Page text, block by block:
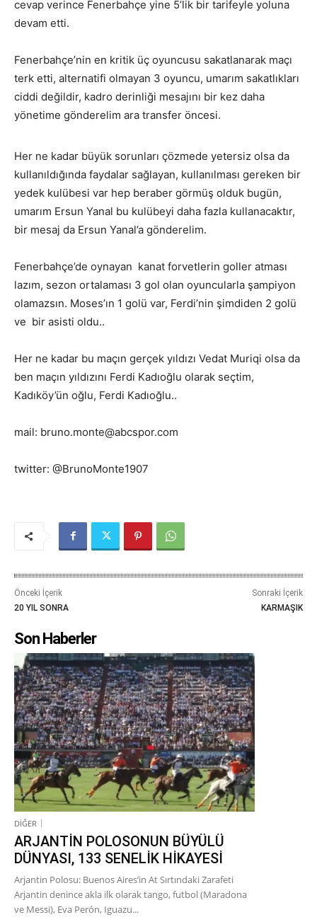
cevap verince Fenerbahçe yine 5’lik bir tarifeyle yoluna
devam etti.
Fenerbahçe’nin en kritik üç oyuncusu sakatlanarak maçı
terk etti, alternatifi olmayan 3 oyuncu, umarım sakatlıkları
ciddi değildir, kadro derinliği mesajını bir kez daha
yönetime gönderelim ara transfer öncesi.
Her ne kadar büyük sorunları çözmede yetersiz olsa da
kullanıldığında faydalar sağlayan, kullanılması gereken bir
yedek kulübesi var hep beraber görmüş olduk bugün,
umarım Ersun Yanal bu kulübeyi daha fazla kullanacaktır,
bir mesaj da Ersun Yanal’a gönderelim.
Fenerbahçe’de oynayan kanat forvetlerin goller atması
lazım, sezon ortalaması 3 gol olan oyuncularla şampiyon
olamazsın. Moses’ın 1 golü var, Ferdi’nin şimdiden 2 golü
ve bir asisti oldu..
Her ne kadar bu maçın gerçek yıldızı Vedat Muriqi olsa da
ben maçın yıldızını Ferdi Kadıoğlu olarak seçtim,
Kadıköy’ün oğlu, Ferdi Kadıoğlu..
mail: bruno.monte@abcspor.com
twitter: @BrunoMonte1907
Önceki İçerik
20 YIL SONRA
Sonraki İçerik
KARMAŞIK
Son Haberler
DİĞER
ARJANTİN POLOSONUN BÜYÜLÜ
DÜNYASI, 133 SENELİK HİKAYESİ
Arjantin Polosu: Buenos Aires’in At Sırtındaki Zarafeti
Arjantin denince akla ilk olarak tango, futbol (Maradona
ve Messi), Eva Perón, Iguazu...